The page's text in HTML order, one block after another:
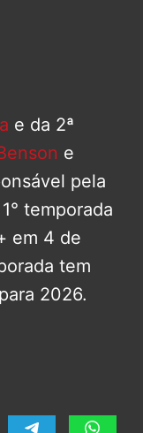
e da 2ª
e
pela
temporada
em 4 de
tem
2026.